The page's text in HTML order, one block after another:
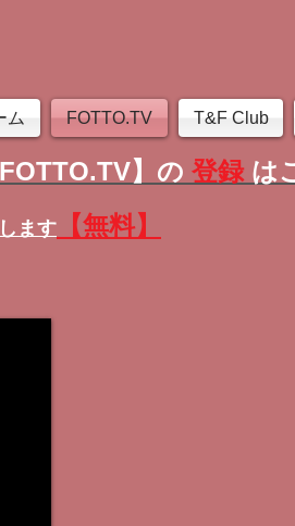
ム FOTTO.TV T&F Club
】の 登録 は
ます 【無料】